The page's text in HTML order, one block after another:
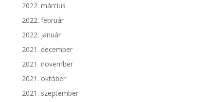
2022. március
2022. február
2022. január
2021. december
2021. november
2021. október
2021. szeptember